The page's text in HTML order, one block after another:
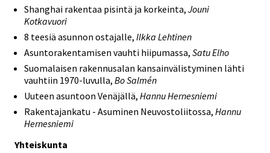
Shanghai rakentaa pisintä ja korkeinta, Jouni
Kotkavuori
8 teesiä asunnon ostajalle, Ilkka Lehtinen
Asuntorakentamisen vauhti hiipumassa, Satu Elho
Suomalaisen rakennusalan kansainvälistyminen lähti
vauhtiin 1970-luvulla, Bo Salmén
Uuteen asuntoon Venäjällä, Hannu Hernesniemi
Rakentajankatu - Asuminen Neuvostoliitossa, Hannu
Hernesniemi
Yhteiskunta